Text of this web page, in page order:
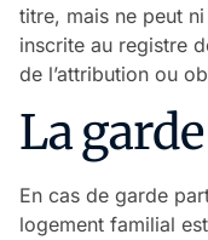
titre, mais ne peut
inscrite au registre
de l’attribution ou
La
En cas de garde
logement familial